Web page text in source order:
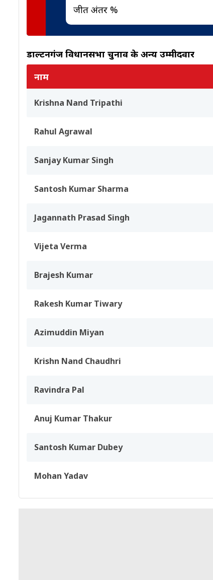
जीत अंतर %
डाल्टनगंज विधानसभा चुनाव के अन्य उम्मीदवार
नाम
Krishna Nand Tripathi
Rahul Agrawal
Sanjay Kumar Singh
Santosh Kumar Sharma
Jagannath Prasad Singh
Vijeta Verma
Brajesh Kumar
Rakesh Kumar Tiwary
Azimuddin Miyan
Krishn Nand Chaudhri
Ravindra Pal
Anuj Kumar Thakur
Santosh Kumar Dubey
Mohan Yadav